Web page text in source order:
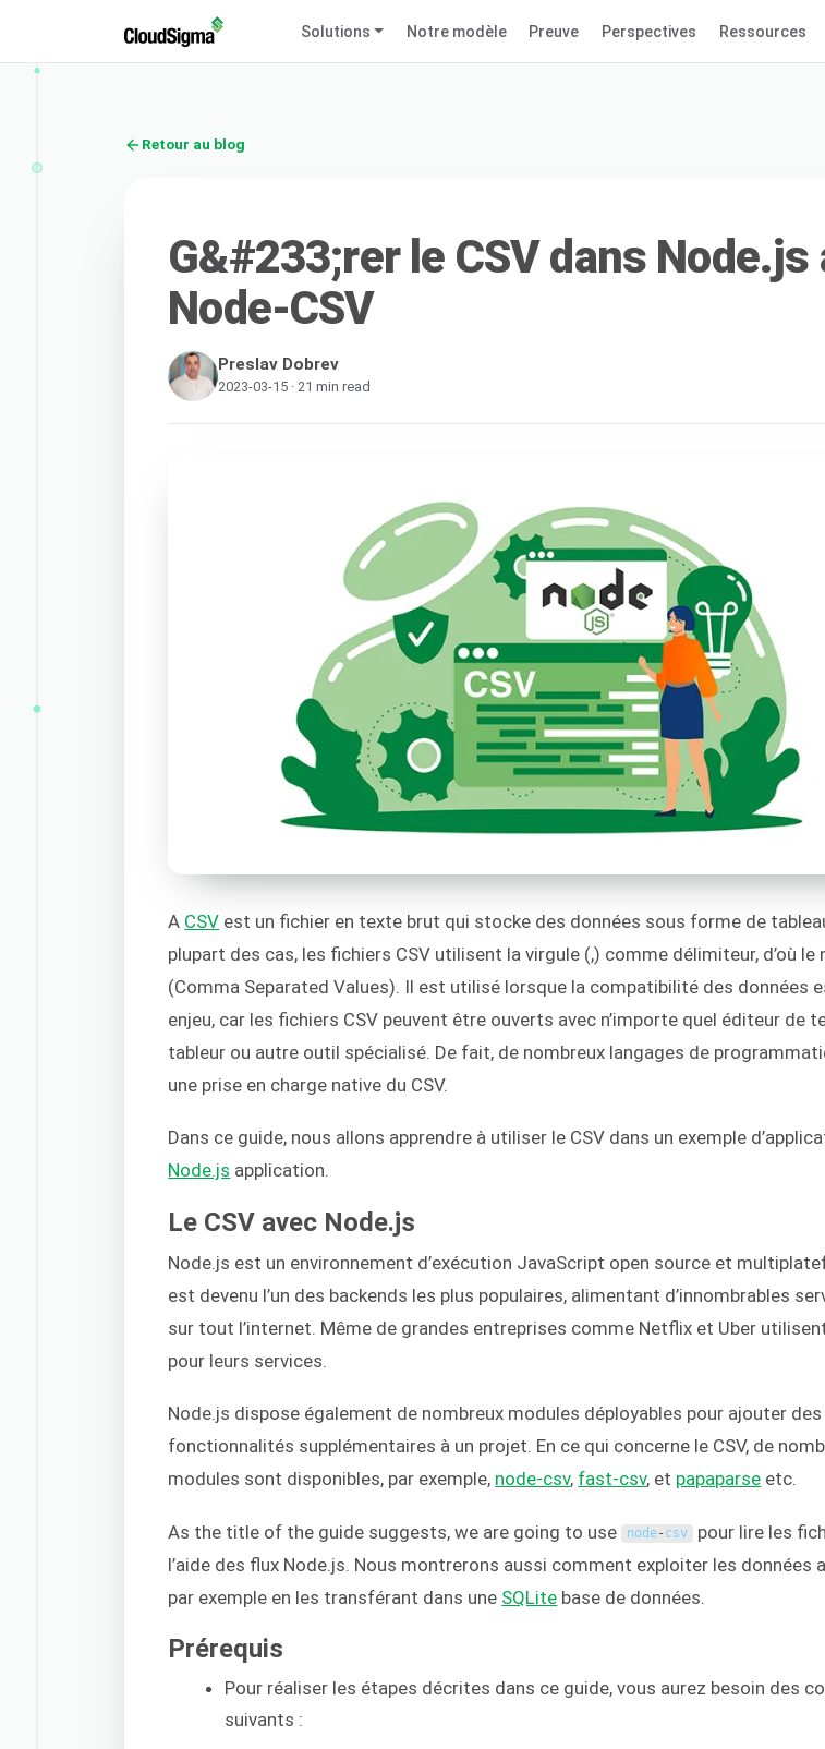
Solutions Notre modèle Preuve Perspectives Ressources
Retour au blog
G&#233;rer le CSV dans Node.js
Node-CSV
Preslav Dobrev
2023-03-15 · 21 min read
A CSV est un fichier en texte brut qui stocke des données sous forme de
plupart des cas, les fichiers CSV utilisent la virgule (,) comme délimiteur, d’où le
(Comma Separated Values). Il est utilisé lorsque la compatibilité des données
enjeu, car les fichiers CSV peuvent être ouverts avec n’importe quel éditeur de
tableur ou autre outil spécialisé. De fait, de nombreux langages de
une prise en charge native du CSV.
Dans ce guide, nous allons apprendre à utiliser le CSV dans un exemple
Node.js application.
Le CSV avec Node.js
Node.js est un environnement d’exécution JavaScript open source et
est devenu l’un des backends les plus populaires, alimentant d’innombrables
sur tout l’internet. Même de grandes entreprises comme Netflix et Uber
pour leurs services.
Node.js dispose également de nombreux modules déployables pour ajouter des
fonctionnalités supplémentaires à un projet. En ce qui concerne le CSV, de
modules sont disponibles, par exemple, node-csv, fast-csv, et papaparse etc.
As the title of the guide suggests, we are going to use node- csv pour lire les
l’aide des flux Node.js. Nous montrerons aussi comment exploiter les données
par exemple en les transférant dans une SQLite base de données.
Prérequis
Pour réaliser les étapes décrites dans ce guide, vous aurez besoin des
suivants :